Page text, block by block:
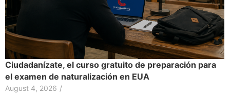
Ciudadanízate, el curso gratuito de preparación para
el examen de naturalización en EUA
August 4, 2026 /